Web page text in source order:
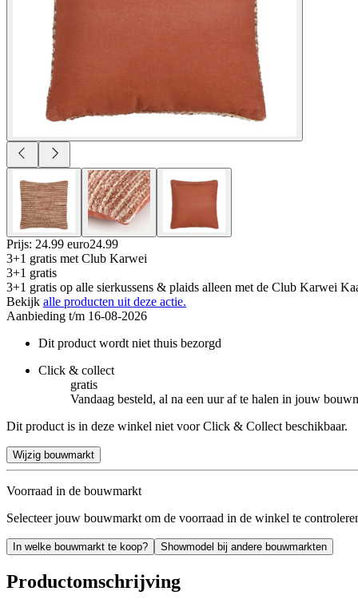
Prijs: 24.99 euro24.99
3+1 gratis met Club Karwei
3+1 gratis
3+1 gratis op alle sierkussens & plaids alleen met de Club Karwei
Bekijk alle producten uit deze actie.
Aanbieding t/m 16-08-2026
Dit product wordt niet thuis bezorgd
Click & collect
gratis
Vandaag besteld, al na een uur af te halen in jouw
Dit product is in deze winkel niet voor Click & Collect beschikbaar.
Wijzig bouwmarkt
Voorraad in de bouwmarkt
Selecteer jouw bouwmarkt om de voorraad in de winkel te
In welke bouwmarkt te koop? Showmodel bij andere bouwmarkten
Productomschrijving